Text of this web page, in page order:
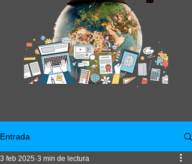
Entrada
3 feb 2025 3 min de lectura